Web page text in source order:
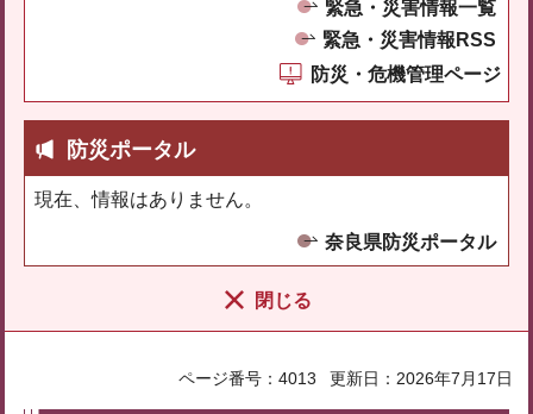
緊急・災害情報一覧
緊急・災害情報RSS
防災・危機管理ページ
防災ポータル
現在、情報はありません。
奈良県防災ポータル
閉じる
ページ番号：4013 更新日：2026年7月17日